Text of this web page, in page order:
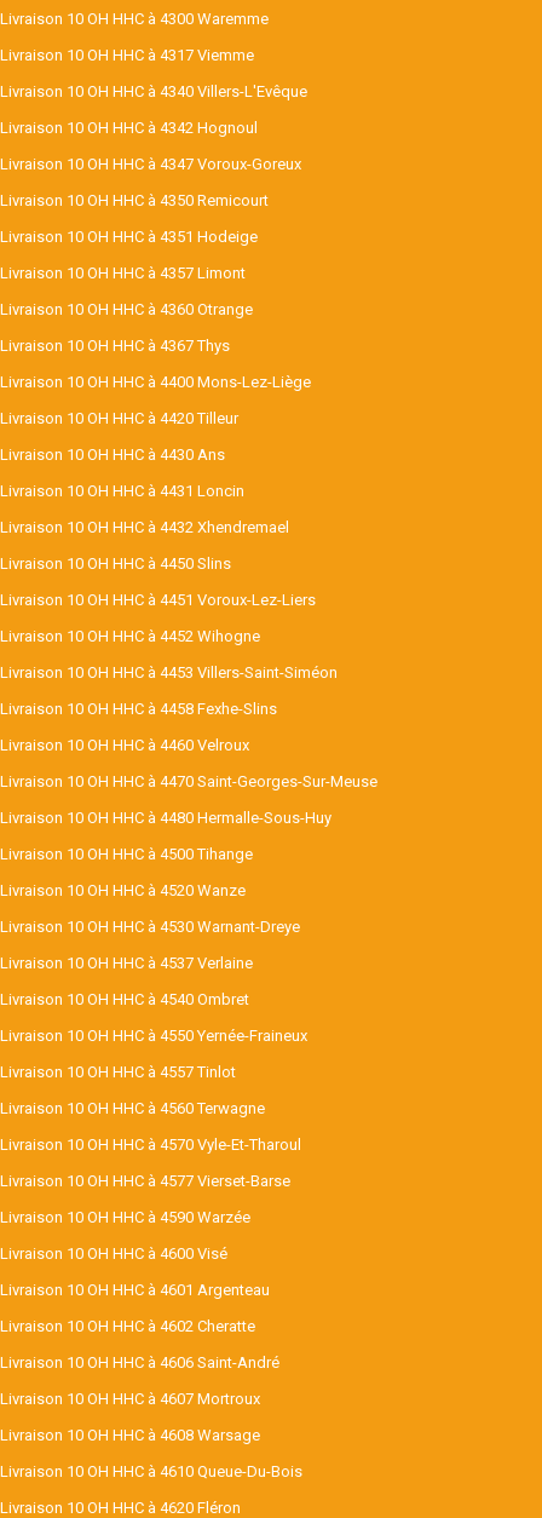
Livraison 10 OH HHC à 4300 Waremme
Livraison 10 OH HHC à 4317 Viemme
Livraison 10 OH HHC à 4340 Villers-L'Evêque
Livraison 10 OH HHC à 4342 Hognoul
Livraison 10 OH HHC à 4347 Voroux-Goreux
Livraison 10 OH HHC à 4350 Remicourt
Livraison 10 OH HHC à 4351 Hodeige
Livraison 10 OH HHC à 4357 Limont
Livraison 10 OH HHC à 4360 Otrange
Livraison 10 OH HHC à 4367 Thys
Livraison 10 OH HHC à 4400 Mons-Lez-Liège
Livraison 10 OH HHC à 4420 Tilleur
Livraison 10 OH HHC à 4430 Ans
Livraison 10 OH HHC à 4431 Loncin
Livraison 10 OH HHC à 4432 Xhendremael
Livraison 10 OH HHC à 4450 Slins
Livraison 10 OH HHC à 4451 Voroux-Lez-Liers
Livraison 10 OH HHC à 4452 Wihogne
Livraison 10 OH HHC à 4453 Villers-Saint-Siméon
Livraison 10 OH HHC à 4458 Fexhe-Slins
Livraison 10 OH HHC à 4460 Velroux
Livraison 10 OH HHC à 4470 Saint-Georges-Sur-Meuse
Livraison 10 OH HHC à 4480 Hermalle-Sous-Huy
Livraison 10 OH HHC à 4500 Tihange
Livraison 10 OH HHC à 4520 Wanze
Livraison 10 OH HHC à 4530 Warnant-Dreye
Livraison 10 OH HHC à 4537 Verlaine
Livraison 10 OH HHC à 4540 Ombret
Livraison 10 OH HHC à 4550 Yernée-Fraineux
Livraison 10 OH HHC à 4557 Tinlot
Livraison 10 OH HHC à 4560 Terwagne
Livraison 10 OH HHC à 4570 Vyle-Et-Tharoul
Livraison 10 OH HHC à 4577 Vierset-Barse
Livraison 10 OH HHC à 4590 Warzée
Livraison 10 OH HHC à 4600 Visé
Livraison 10 OH HHC à 4601 Argenteau
Livraison 10 OH HHC à 4602 Cheratte
Livraison 10 OH HHC à 4606 Saint-André
Livraison 10 OH HHC à 4607 Mortroux
Livraison 10 OH HHC à 4608 Warsage
Livraison 10 OH HHC à 4610 Queue-Du-Bois
Livraison 10 OH HHC à 4620 Fléron